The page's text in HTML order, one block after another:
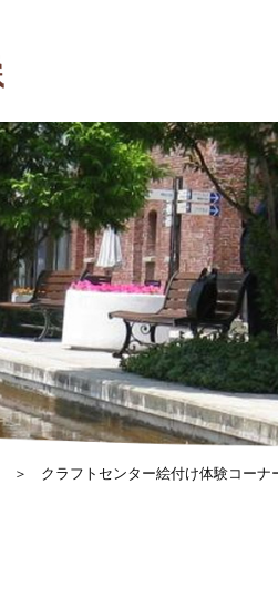
絵
日本語 ENGLISH简体中
クラフトセンター絵付け体験コー